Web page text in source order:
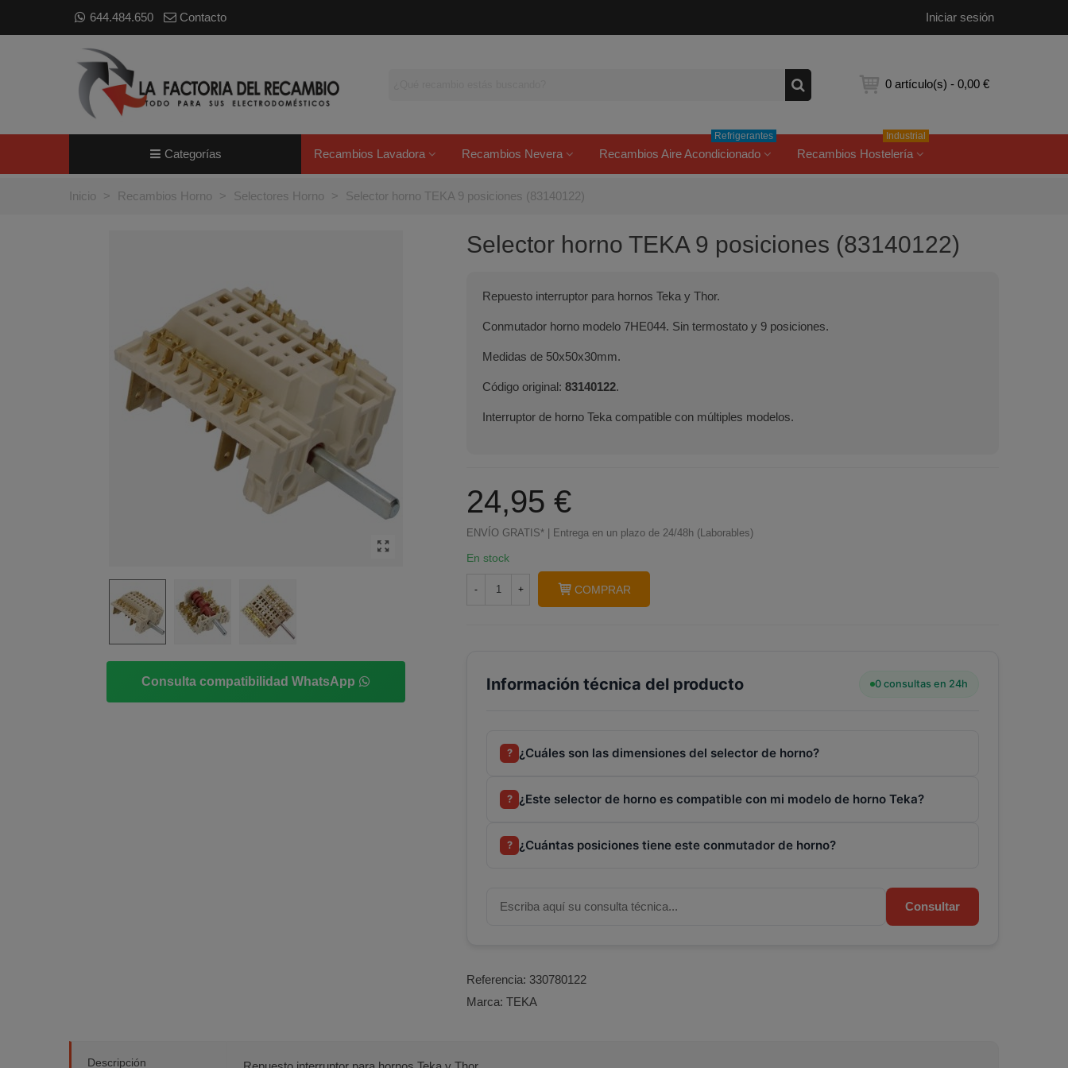
644.484.650 Contacto Iniciar sesión
0 artículo(s) - 0,00 €
Categorías Recambios Lavadora Recambios Nevera Recambios Aire Acondicionado
Refrigerantes
Recambios Hostelería
Industrial
Inicio > Recambios Horno > Selectores Horno > Selector horno TEKA 9 posiciones (83140122)
Consulta compatibilidad WhatsApp
Selector horno TEKA 9 posiciones (83140122)
Repuesto interruptor para hornos Teka y Thor.
Conmutador horno modelo 7HE044. Sin termostato y 9 posiciones.
Medidas de 50x50x30mm.
Código original: 83140122.
Interruptor de horno Teka compatible con múltiples modelos.
24,95 €
ENVÍO GRATIS* | Entrega en un plazo de 24/48h (Laborables)
En stock
- + COMPRAR
Información técnica del producto 0 consultas en 24h
? ¿Cuáles son las dimensiones del selector de horno?
? ¿Este selector de horno es compatible con mi modelo de horno Teka?
? ¿Cuántas posiciones tiene este conmutador de horno?
Consultar
Referencia: 330780122
Marca: TEKA
Descripción